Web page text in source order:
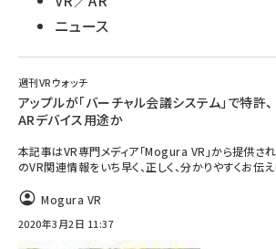
ニュース
週刊VRウォッチ
アップルが「バーチャル会議システム」で特許、
ARデバイス用途か
本記事はVR専門メディア「Mogura VR」から提供さ
のVR関連情報をいち早く、正しく、分かりやすくお伝え
Mogura VR
2020年3月2日 11:37